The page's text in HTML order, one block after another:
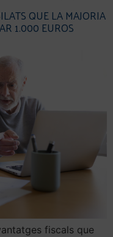
QUE LA MAJORIA
1.000 EUROS
fiscals que